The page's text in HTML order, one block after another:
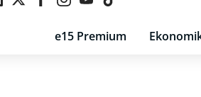
e15 Premium